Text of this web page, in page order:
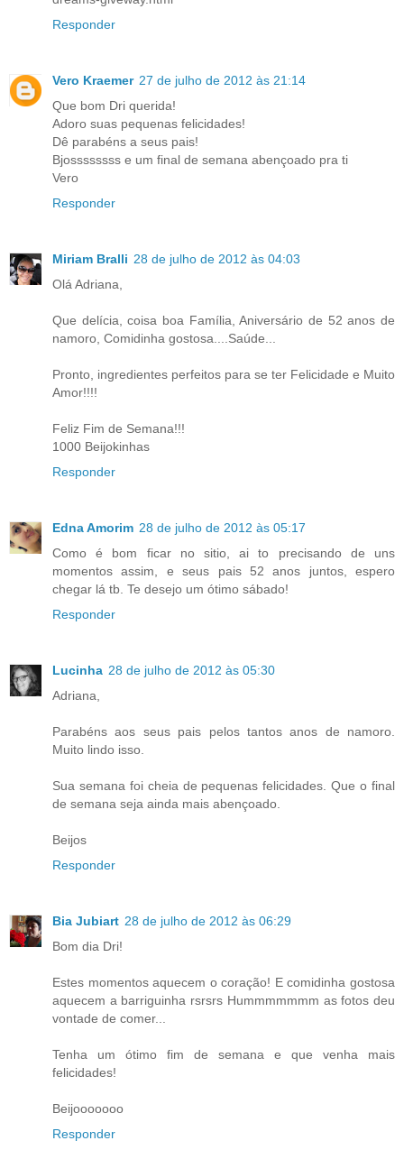
Responder
Vero Kraemer 27 de julho de 2012 às 21:14
Que bom Dri querida!
Adoro suas pequenas felicidades!
Dê parabéns a seus pais!
Bjossssssss e um final de semana abençoado pra ti
Vero
Responder
Miriam Bralli 28 de julho de 2012 às 04:03
Olá Adriana,
Que delícia, coisa boa Família, Aniversário de 52 anos de
namoro, Comidinha gostosa....Saúde...
Pronto, ingredientes perfeitos para se ter Felicidade e Muito
Amor!!!!
Feliz Fim de Semana!!!
1000 Beijokinhas
Responder
Edna Amorim 28 de julho de 2012 às 05:17
Como é bom ficar no sitio, ai to precisando de uns
momentos assim, e seus pais 52 anos juntos, espero
chegar lá tb. Te desejo um ótimo sábado!
Responder
Lucinha 28 de julho de 2012 às 05:30
Adriana,
Parabéns aos seus pais pelos tantos anos de namoro.
Muito lindo isso.
Sua semana foi cheia de pequenas felicidades. Que o final
de semana seja ainda mais abençoado.
Beijos
Responder
Bia Jubiart 28 de julho de 2012 às 06:29
Bom dia Dri!
Estes momentos aquecem o coração! E comidinha gostosa
aquecem a barriguinha rsrsrs Hummmmmmm as fotos deu
vontade de comer...
Tenha um ótimo fim de semana e que venha mais
felicidades!
Beijooooooo
Responder